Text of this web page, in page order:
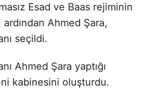
Esad ve Baas rejiminin
Ahmed Şara,
seçildi.
Ahmed Şara yaptığı
kabinesini oluşturdu.